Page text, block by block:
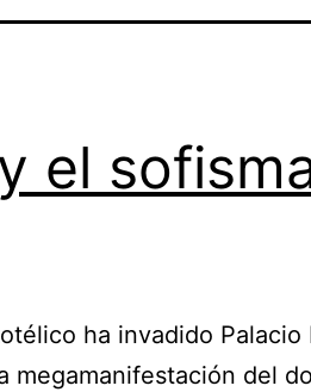
el
ha invadido Palacio
megamanifestación del